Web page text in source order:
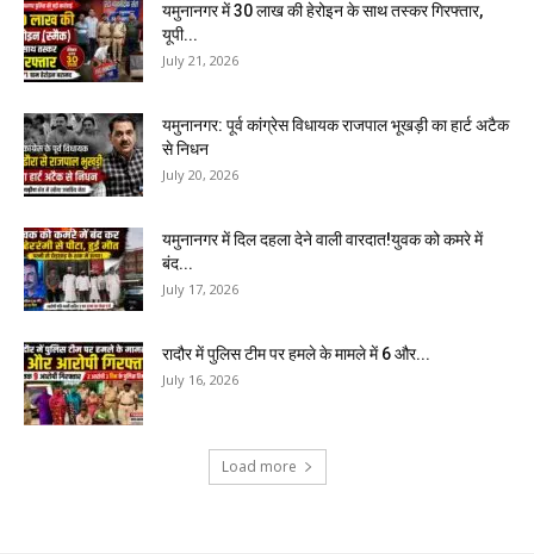
यमुनानगर में 30 लाख की हेरोइन के साथ तस्कर गिरफ्तार,
यूपी...
July 21, 2026
यमुनानगर: पूर्व कांग्रेस विधायक राजपाल भूखड़ी का हार्ट अटैक
से निधन
July 20, 2026
यमुनानगर में दिल दहला देने वाली वारदात!युवक को कमरे में
बंद...
July 17, 2026
रादौर में पुलिस टीम पर हमले के मामले में 6 और...
July 16, 2026
Load more